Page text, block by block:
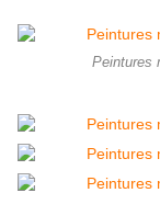
Peintures